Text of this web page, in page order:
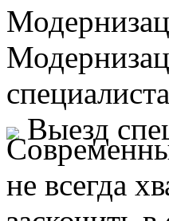
Выезд
не всегда